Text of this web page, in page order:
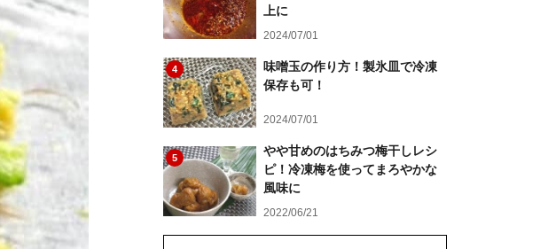
上に
2024/07/01
4
味噌玉の作り方！製氷皿で冷凍
保存も可！
2024/07/01
5
やや甘めのはちみつ梅干しレシ
ピ！冷凍梅を使ってまろやかな
風味に
2022/06/21